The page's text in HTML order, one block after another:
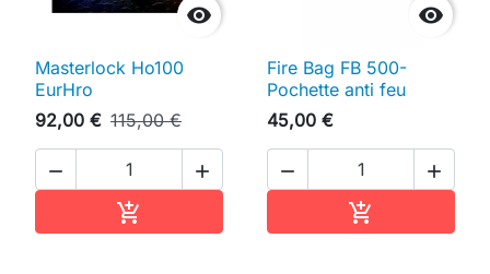

Masterlock Ho100
EurHro
92,00 € 115,00 €
 


Fire Bag FB 500-
Pochette anti feu
45,00 €
 
